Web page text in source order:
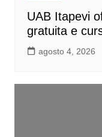
UAB Itapevi
gratuita e
agosto 4, 2026